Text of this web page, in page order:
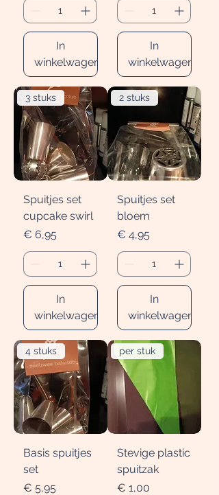
In
winkelwagen
In
winkelwagen
3 stuks
Spuitjes set
cupcake swirl
Prijs
€ 6,95
In
winkelwagen
2 stuks
Spuitjes set
bloem
Prijs
€ 4,95
In
winkelwagen
4 stuks
Basis spuitjes
set
Prijs
€ 5,95
per stuk
Stevige plastic
spuitzak
Prijs
€ 1,00